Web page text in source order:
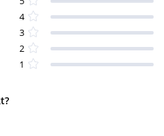
4
3
2
1